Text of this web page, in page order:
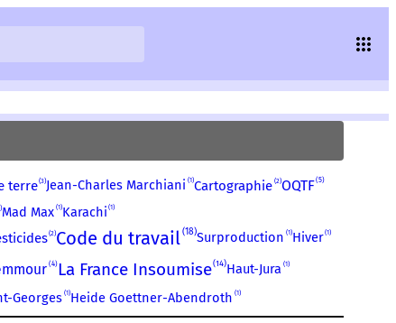
terre 3 Jean-Charles Marchiani 1 Cartographie 2 OQTF 5
Mad Max 1 Karachi 1
2 Code du travail 18 Surproduction 1 Hiver 1
4 La France Insoumise 14 Haut-Jura 1
Georges 1 Heide Goettner-Abendroth 1